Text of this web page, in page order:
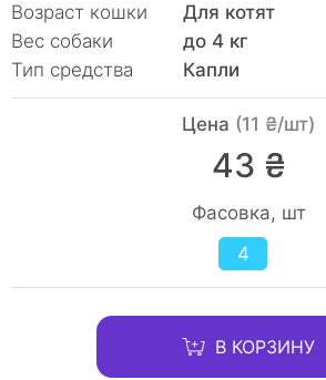
Возраст кошки
Для котят
Вес собаки
до 4 кг
Тип средства
Капли
Цена (11 ₴/шт)
43 ₴
Фасовка, шт
4
В КОРЗИНУ